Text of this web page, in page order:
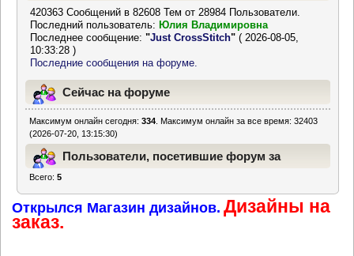
420363 Сообщений в 82608 Тем от 28984 Пользователи.
Последний пользователь: Юлия Владимировна
Последнее сообщение:"Just CrossStitch" ( 2026-08-05,
10:33:28 )
Последние сообщения на форуме.
Сейчас на форуме
Максимум онлайн сегодня:334 . Максимум онлайн за все время: 32403
(2026-07-20, 13:15:30)
Пользователи, посетившие форум за
Всего:5
Открылся Магазин дизайнов. Дизайны на
заказ.